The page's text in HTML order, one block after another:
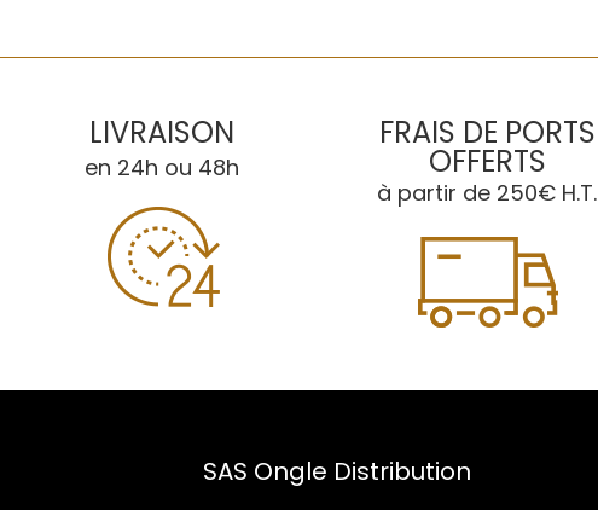
LIVRAISON
en 24h ou 48h
FRAIS DE PORTS
OFFERTS
à partir de 250€ H.T.
SAS Ongle Distribution